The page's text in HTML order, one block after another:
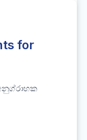
for